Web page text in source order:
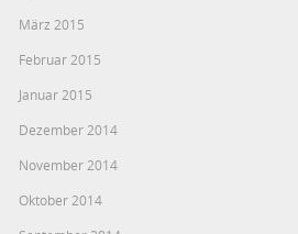
März 2015
Februar 2015
Januar 2015
Dezember 2014
November 2014
Oktober 2014